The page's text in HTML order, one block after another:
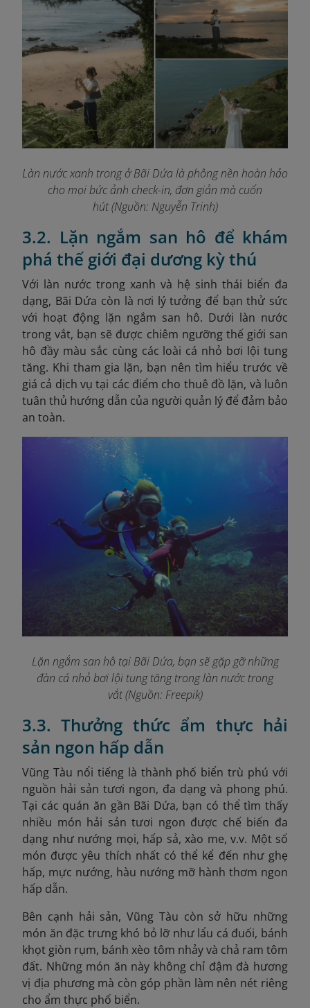
Làn nước xanh trong ở Bãi Dứa là phông nền hoàn hảo
cho mọi bức ảnh check-in, đơn giản mà cuốn
hút(Nguồn: Nguyễn Trinh)
3.2. Lặn ngắm san hô để khám
phá thế giới đại dương kỳ thú
Với làn nước trong xanh và hệ sinh thái biển đa
dạng, Bãi Dứa còn là nơi lý tưởng để bạn thử sức
với hoạt động lặn ngắm san hô. Dưới làn nước
trong vắt, bạn sẽ được chiêm ngưỡng thế giới san
hô đầy màu sắc cùng các loài cá nhỏ bơi lội tung
tăng. Khi tham gia lặn, bạn nên tìm hiểu trước về
giá cả dịch vụ tại các điểm cho thuê đồ lặn, và luôn
tuân thủ hướng dẫn của người quản lý để đảm bảo
an toàn.
Lặn ngắm san hô tại Bãi Dứa, bạn sẽ gặp gỡ những
đàn cá nhỏ bơi lội tung tăng trong làn nước trong
vắt (Nguồn: Freepik)
3.3. Thưởng thức ẩm thực hải
sản ngon hấp dẫn
Vũng Tàu nổi tiếng là thành phố biển trù phú với
nguồn hải sản tươi ngon, đa dạng và phong phú.
Tại các quán ăn gần Bãi Dứa, bạn có thể tìm thấy
nhiều món hải sản tươi ngon được chế biến đa
dạng như nướng mọi, hấp sả, xào me, v.v. Một số
món được yêu thích nhất có thể kể đến như ghẹ
hấp, mực nướng, hàu nướng mỡ hành thơm ngon
hấp dẫn.
Bên cạnh hải sản, Vũng Tàu còn sở hữu những
món ăn đặc trưng khó bỏ lỡ như lẩu cá đuối, bánh
khọt giòn rụm, bánh xèo tôm nhảy và chả ram tôm
đất. Những món ăn này không chỉ đậm đà hương
vị địa phương mà còn góp phần làm nên nét riêng
cho ẩm thực phố biển.